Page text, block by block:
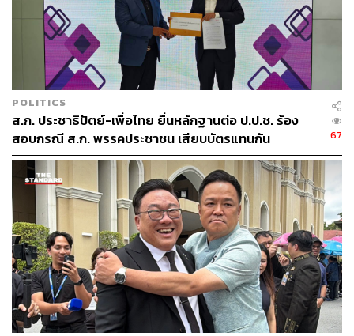
POLITICS
ส.ก. ประชาธิปัตย์-เพื่อไทย ยื่นหลักฐานต่อ ป.ป.ช. ร้อง
สอบกรณี ส.ก. พรรคประชาชน เสียบบัตรแทนกัน
67